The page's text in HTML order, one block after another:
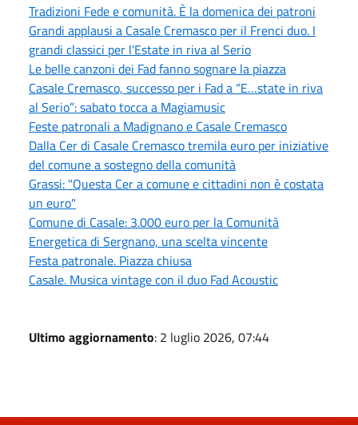
Tradizioni Fede e comunità. È la domenica dei patroni
Grandi applausi a Casale Cremasco per il Frenci duo. I
grandi classici per l'Estate in riva al Serio
Le belle canzoni dei Fad fanno sognare la piazza
Casale Cremasco, successo per i Fad a “E…state in riva
al Serio”: sabato tocca a Magiamusic
Feste patronali a Madignano e Casale Cremasco
Dalla Cer di Casale Cremasco tremila euro per iniziative
del comune a sostegno della comunità
Grassi: "Questa Cer a comune e cittadini non è costata
un euro"
Comune di Casale: 3.000 euro per la Comunità
Energetica di Sergnano, una scelta vincente
Festa patronale. Piazza chiusa
Casale. Musica vintage con il duo Fad Acoustic
Ultimo aggiornamento: 2 luglio 2026, 07:44